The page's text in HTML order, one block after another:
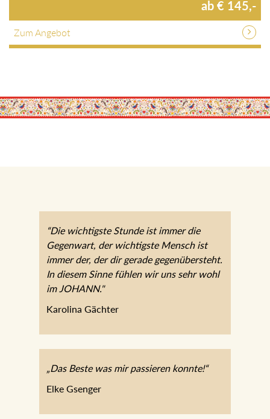
ab € 145,-
Zum Angebot
“Die wichtigste Stunde ist immer die
Gegenwart, der wichtigste Mensch ist
immer der, der dir gerade
gegenübersteht. In diesem Sinne fühlen
wir uns sehr wohl im JOHANN."
„Das Beste was mir passieren konnte!“